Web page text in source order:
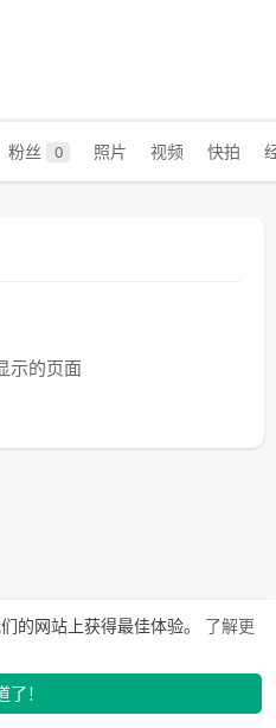
的网站上获得最佳体验。 了解更
了！
粉丝 0 照片 视频 快拍
示的页面
发布